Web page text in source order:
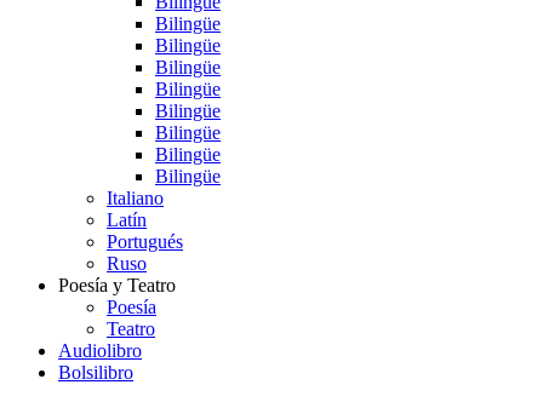
Bilingüe
Bilingüe
Bilingüe
Bilingüe
Bilingüe
Bilingüe
Bilingüe
Bilingüe
Italiano
Latín
Portugués
Ruso
Poesía y Teatro
Poesía
Teatro
Audiolibro
Bolsilibro